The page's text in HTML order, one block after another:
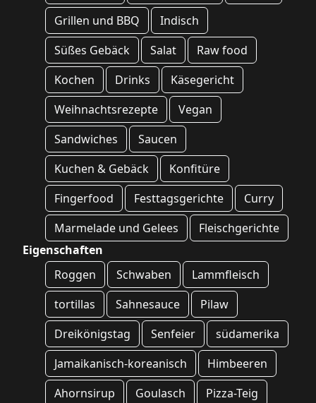
Grillen und BBQ
Indisch
Süßes Gebäck
Salat
Raw food
Kochen
Drinks
Käsegericht
Weihnachtsrezepte
Vegan
Sandwiches
Saucen
Kuchen & Gebäck
Konfitüre
Fingerfood
Festtagsgerichte
Curry
Marmelade und Gelees
Fleischgerichte
Eigenschaften
Roggen
Schwaben
Lammfleisch
tortillas
Sahnesauce
Pilaw
Dreikönigstag
Senfeier
südamerika
Jamaikanisch-koreanisch
Himbeeren
Ahornsirup
Goulasch Pizza-Teig